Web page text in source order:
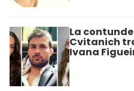
La
Cvitanich
Ivana